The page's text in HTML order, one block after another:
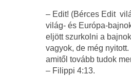
– Edit! (Bérces Edit
világ- és Európa-
eljött szurkolni a
vagyok, de még
amitől tovább tudok
– Filippi 4:13.